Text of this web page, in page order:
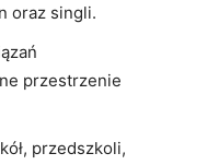
oraz singli.
przestrzenie
przedszkoli,